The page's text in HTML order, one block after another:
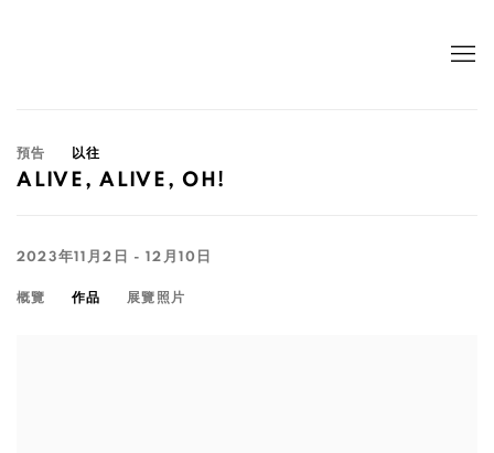
預告 以往
ALIVE, ALIVE, OH!
2023年11月2日 - 12月10日
概覽 作品 展覽照片